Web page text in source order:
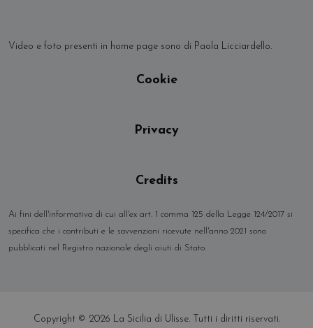
Video e foto presenti in home page sono di Paola Licciardello.
Cookie
Privacy
Credits
Ai fini dell'informativa di cui all'ex art. 1 comma 125 della Legge 124/2017 si
specifica che i contributi e le sovvenzioni ricevute nell'anno 2021 sono
pubblicati nel Registro nazionale degli aiuti di Stato.
Copyright © 2026 La Sicilia di Ulisse. Tutti i diritti riservati.